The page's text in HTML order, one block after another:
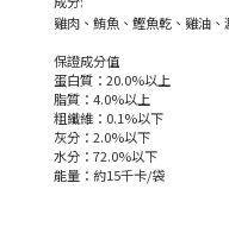
雞肉、鮪魚、鰹魚乾、雞油
保證成分值
蛋白質：20.0%以上
脂質：4.0%以上
粗纖維：0.1%以下
灰分：2.0%以下
水分：72.0%以下
能量：約15千卡/袋